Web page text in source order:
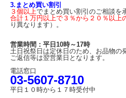
3.まとめ買い割引
３個以上でまとめ買い割引のご相談を
合計１万円以上で３％から２０％以上
り異なります）。
営業時間：平日10時～17時
土日祝祭日は定休日のため、お品物の
ご返信等は翌営業日となります。
電話窓口
03-5607-8710
平日１０時から１７時受付中